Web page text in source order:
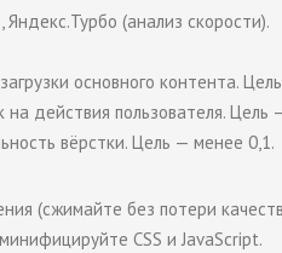
(анализ скорости).
основного контента.
действия пользователя. Цель
вёрстки. Цель — менее 0,1.
(сжимайте без потери
CSS и JavaScript.